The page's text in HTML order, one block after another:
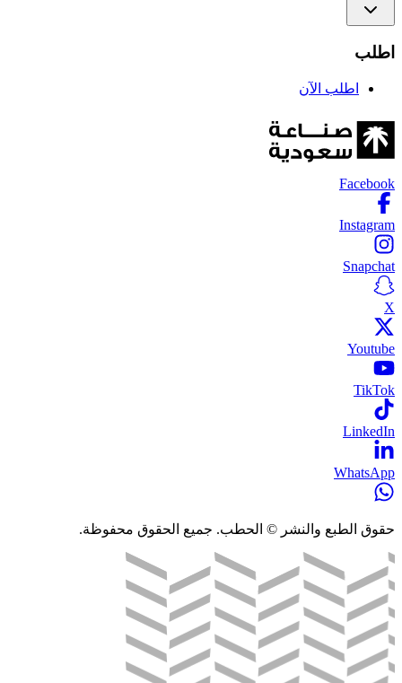
اطلب
اطلب الآن
Facebook
Instagram
Snapchat
X
Youtube
TikTok
LinkedIn
WhatsApp
حقوق الطبع والنشر © الحطب. جميع الحقوق محفوظة.